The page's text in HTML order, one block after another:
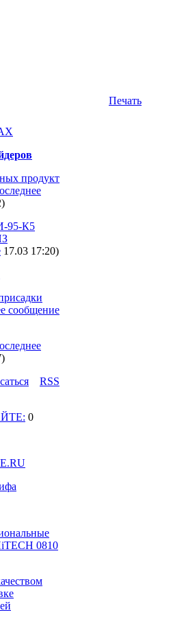
Печать
продукт
)
95-К5
17.03 17:20)
сообщение
)
RSS
0
0810